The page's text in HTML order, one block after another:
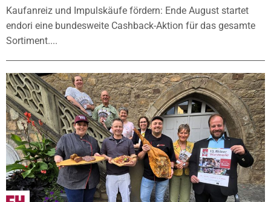
Kaufanreiz und Impulskäufe fördern: Ende August startet
endori eine bundesweite Cashback-Aktion für das gesamte
Sortiment....